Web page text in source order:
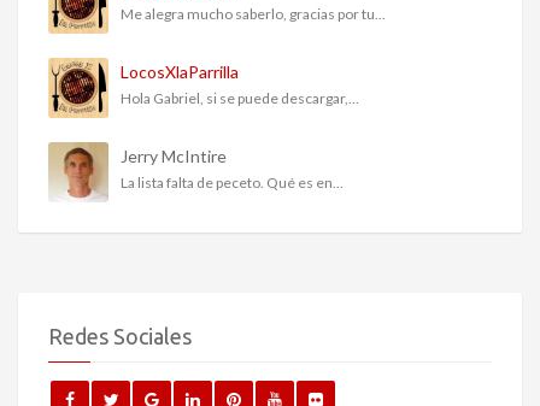
Me alegra mucho saberlo, gracias por tu...
LocosXlaParrilla
Hola Gabriel, si se puede descargar,...
Jerry McIntire
La lista falta de peceto. Qué es en...
Redes Sociales